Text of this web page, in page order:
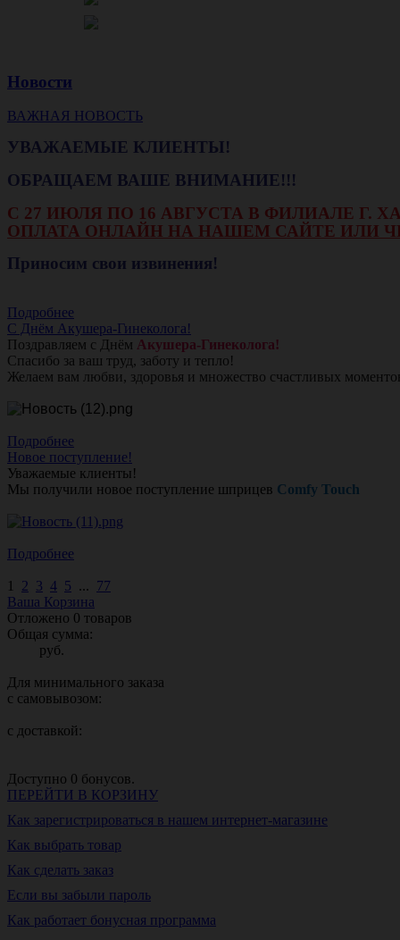
Новости
ВАЖНАЯ НОВОСТЬ
УВАЖАЕМЫЕ КЛИЕНТЫ!
ОБРАЩАЕМ ВАШЕ ВНИМАНИЕ!!!
С 27 ИЮЛЯ ПО 16 АВГУСТА В ФИЛИАЛЕ Г.
ОПЛАТА ОНЛАЙН НА НАШЕМ САЙТЕ ИЛИ
Приносим свои извинения!
Подробнее
С Днём Акушера-Гинеколога!
Поздравляем с Днём Акушера-Гинеколога!
Спасибо за ваш труд, заботу и тепло!
Желаем вам любви, здоровья и множество счастливых
Подробнее
Новое поступление!
Уважаемые клиенты!
Мы получили новое поступление шприцев Comfy Touch
Подробнее
1 2 3 4 5 ... 77
Ваша Корзина
Отложено 0 товаров
Общая сумма:
руб.
Для минимального заказа
с самовывозом:
с доставкой:
Доступно 0 бонусов.
ПЕРЕЙТИ В КОРЗИНУ
Как зарегистрироваться в нашем интернет-магазине
Как выбрать товар
Как сделать заказ
Если вы забыли пароль
Как работает бонусная программа